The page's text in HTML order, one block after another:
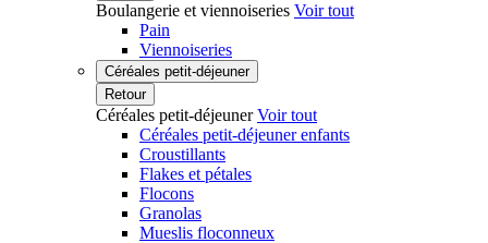
Boulangerie et viennoiseries Voir tout
Pain
Viennoiseries
Céréales petit-déjeuner
Retour
Céréales petit-déjeunerVoir tout
Céréales petit-déjeuner enfants
Croustillants
Flakes et pétales
Flocons
Granolas
Mueslis floconneux